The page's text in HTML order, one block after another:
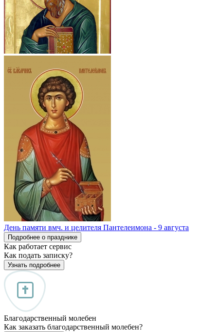
День памяти вмч. и целителя Пантелеимона - 9 августа
Подробнее о празднике
Как работает сервис
Как подать записку?
Узнать подробнее
Благодарственный молебен
Как заказать благодарственный молебен?